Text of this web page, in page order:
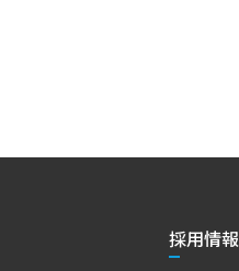
採用情報